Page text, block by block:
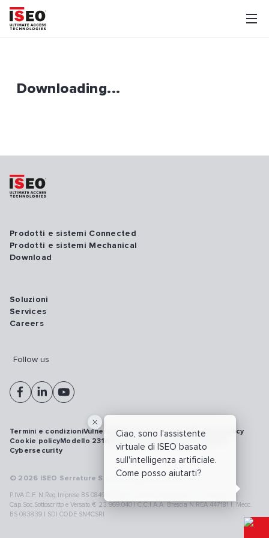
Downloading...
Ciao, sono l'assistente
virtuale di ISEO basato
sull'intelligenza artificiale.
Come posso aiutarti?
Prodotti e sistemi Connected
Prodotti e sistemi Mechanical
Download
Soluzioni
Services
Careers
Follow us
© 2026 ISEO Serrature S.p.A. All right reserved
P.IVA C.F. N.Reg.Imprese BS 08499190018 | Cap.Soc.Deliberato € 24.340.965 |
Cap.Soc.Sottoscritto e Versato € 23.969.040 | C.C.I.A.A. Brescia N.REA 447181 |. Mecc.
BS 083839 | SDI CODE SN4CSRI
Termini e condizioniVulnerability disclosure policyPrivacy policy
Cookie policyModello 231WhistleblowingRichiamo prodotti
Cybersecurity